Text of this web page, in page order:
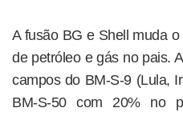
A fusão BG e Shell muda
de petróleo e gás no pais.
campos do BM-S-9 (Lula,
BM-S-50 com 20% no